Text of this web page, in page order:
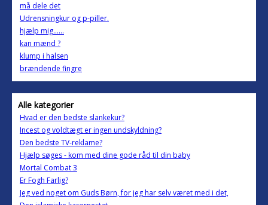
må dele det
Udrensningkur og p-piller.
hjælp mig......
kan mænd ?
klump i halsen
brændende fingre
Alle kategorier
Hvad er den bedste slankekur?
Incest og voldtægt er ingen undskyldning?
Den bedste TV-reklame?
Hjælp søges - kom med dine gode råd til din baby
Mortal Combat 3
Er Fogh Farlig?
Jeg ved noget om Guds Børn, for jeg har selv været med i det,